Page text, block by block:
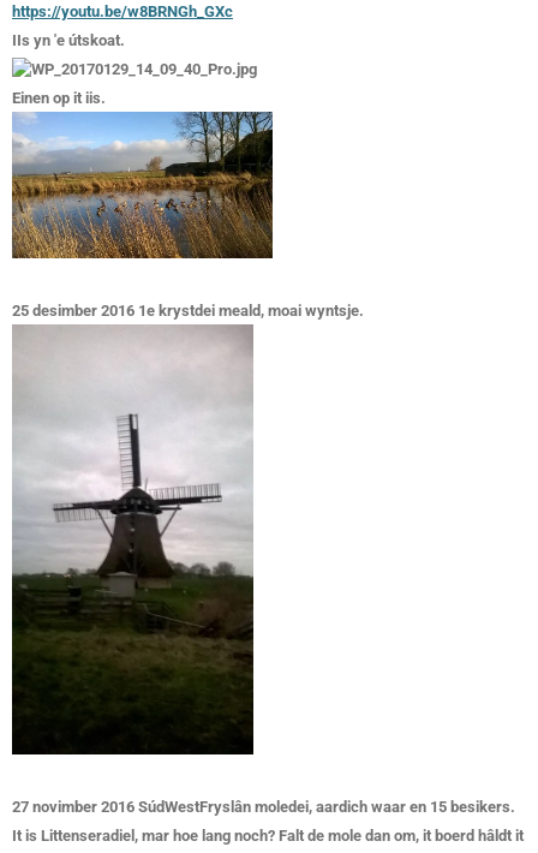
https://youtu.be/w8BRNGh_GXc
IIs yn 'e útskoat.
Einen op it iis.
25 desimber 2016 1e krystdei meald, moai wyntsje.
27 novimber 2016 SúdWestFryslân moledei, aardich waar en 15 besikers.
It is Littenseradiel, mar hoe lang noch? Falt de mole dan om, it boerd hâldt it